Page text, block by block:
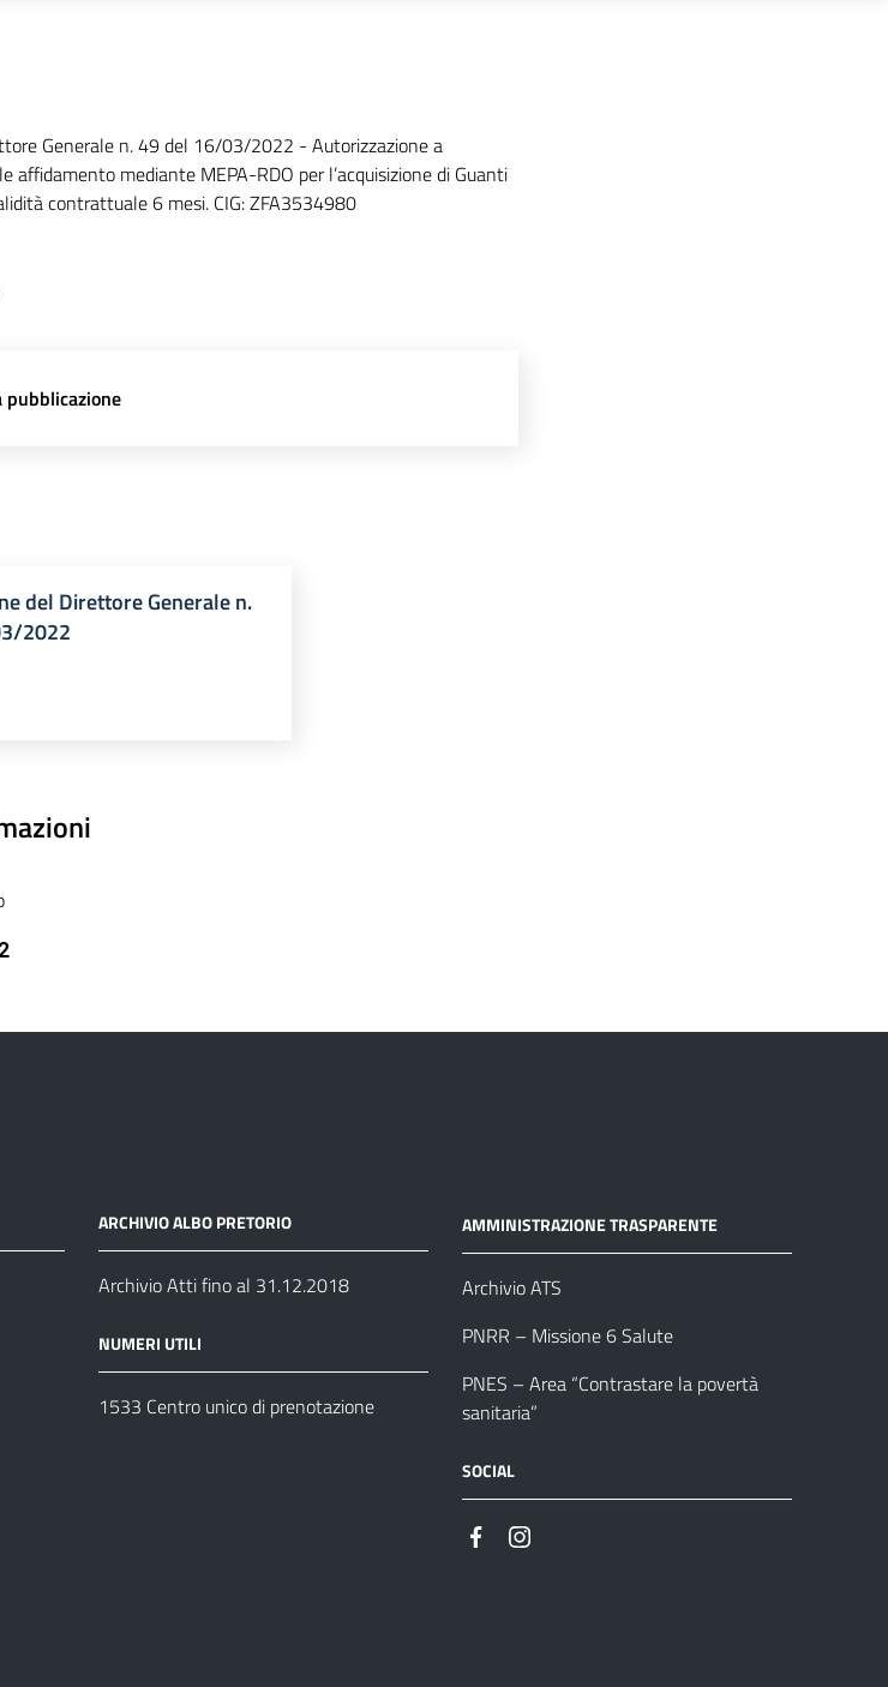
Generale n. 49 del 16/03/2022 - Autorizzazione a
affidamento mediante MEPA-RDO per l’acquisizione di Guanti
contrattuale 6 mesi. CIG: ZFA3534980
pubblicazione
del Direttore Generale n.
2022
ARCHIVIO ALBO PRETORIO
Archivio Atti fino al 31.12.2018
NUMERI UTILI
1533 Centro unico di prenotazione
AMMINISTRAZIONE TRASPARENTE
Archivio ATS
PNRR – Missione 6 Salute
PNES – Area “Contrastare la povertà
sanitaria”
SOCIAL